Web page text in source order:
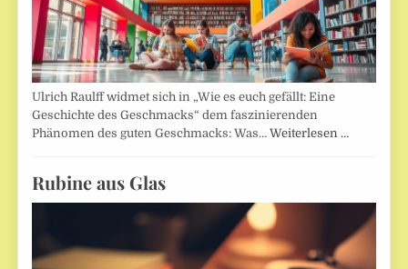
Ulrich Raulff widmet sich in „Wie es euch gefällt: Eine
Geschichte des Geschmacks“ dem faszinierenden
Phänomen des guten Geschmacks: Was…Weiterlesen …
Rubine aus Glas